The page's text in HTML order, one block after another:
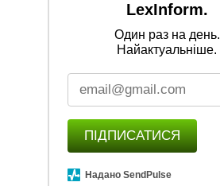
LexInform.
Один раз на день.
Найактуальніше.
ПІДПИСАТИСЯ
Надано SendPulse